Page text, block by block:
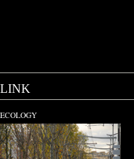
LINK
ECOLOGY